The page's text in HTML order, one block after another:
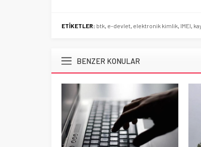
ETİKETLER: btk e-devlet elektronik kimlik IMEI
BENZER KONULAR